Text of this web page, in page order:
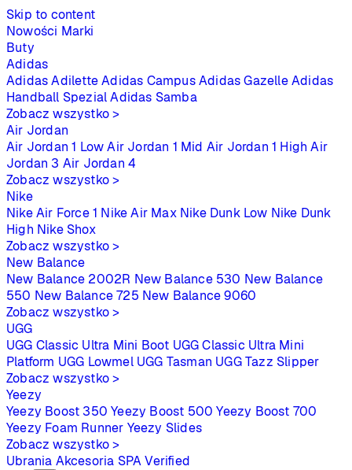
Skip to content
Nowości Marki
Buty
Adidas
Adidas Adilette Adidas Campus Adidas Gazelle Adidas
Handball Spezial Adidas Samba
Zobacz wszystko >
Air Jordan
Air Jordan 1 Low Air Jordan 1 Mid Air Jordan 1 High Air
Jordan 3 Air Jordan 4
Zobacz wszystko >
Nike
Nike Air Force 1 Nike Air Max Nike Dunk Low Nike Dunk
High Nike Shox
Zobacz wszystko >
New Balance
New Balance 2002R New Balance 530 New Balance
550 New Balance 725 New Balance 9060
Zobacz wszystko >
UGG
UGG Classic Ultra Mini Boot UGG Classic Ultra Mini
Platform UGG Lowmel UGG Tasman UGG Tazz Slipper
Zobacz wszystko >
Yeezy
Yeezy Boost 350 Yeezy Boost 500 Yeezy Boost 700
Yeezy Foam Runner Yeezy Slides
Zobacz wszystko >
Ubrania Akcesoria SPAVerified